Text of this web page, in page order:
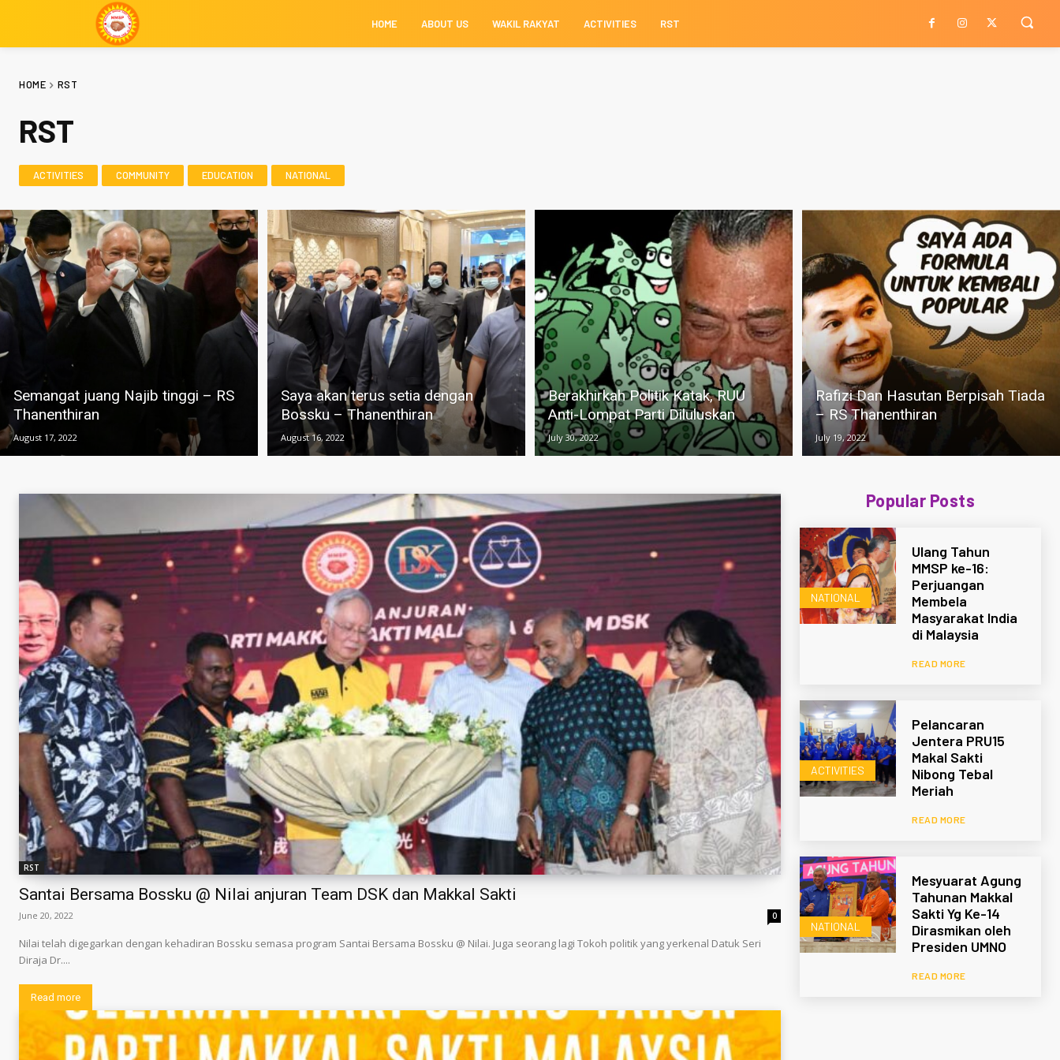
HOME ABOUT US WAKIL RAKYAT ACTIVITIES RST
HOME RST
RST
ACTIVITIES COMMUNITY EDUCATION NATIONAL
Semangat juang Najib tinggi – RS
Thanenthiran
August 17, 2022
Saya akan terus setia dengan
Bossku – Thanenthiran
August 16, 2022
Berakhirkah Politik Katak, RUU
Anti-Lompat Parti Diluluskan
July 30, 2022
Rafizi Dan Hasutan Berpisah Tiada
– RS Thanenthiran
July 19, 2022
RST
Santai Bersama Bossku @ Nilai anjuran Team DSK dan Makkal Sakti
June 20, 2022 0
Nilai telah digegarkan dengan kehadiran Bossku semasa program Santai Bersama Bossku @ Nilai. Juga seorang lagi Tokoh politik yang yerkenal Datuk Seri
Diraja Dr....
Read more
Popular Posts
NATIONAL
Ulang Tahun
MMSP ke-16:
Perjuangan
Membela
Masyarakat India
di Malaysia
READ MORE
ACTIVITIES
Pelancaran
Jentera PRU15
Makal Sakti
Nibong Tebal
Meriah
READ MORE
NATIONAL
Mesyuarat Agung
Tahunan Makkal
Sakti Yg Ke-14
Dirasmikan oleh
Presiden UMNO
READ MORE